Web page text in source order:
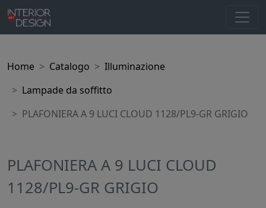
Home Catalogo
Illuminazione
Lampade da soffitto
PLAFONIERA A 9 LUCI CLOUD 1128/PL9-GR GRIGIO
PLAFONIERA A 9 LUCI CLOUD
1128/PL9-GR GRIGIO